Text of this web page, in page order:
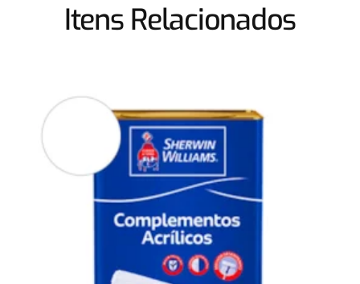
Itens Relacionados